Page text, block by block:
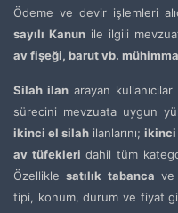
Ödeme ve devir işlemleri
sayılı Kanunile ilgili
av fişeği, barut vb.
Silah ilanarayan
sürecini mevzuata uygun
ikinci el silah ilanlarını;ikinci
av tüfekleri dahil tüm
Özelliklesatılık tabanca ve
tipi, konum, durum ve fiyat